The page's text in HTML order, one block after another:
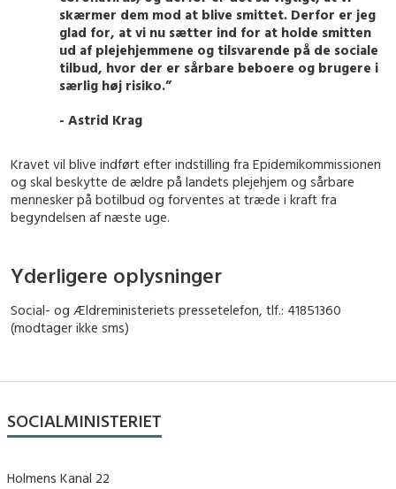
skærmer dem mod at blive smittet. Derfor er jeg
glad for, at vi nu sætter ind for at holde smitten
ud af plejehjemmene og tilsvarende på de sociale
tilbud, hvor der er sårbare beboere og brugere i
særlig høj risiko.”
- Astrid Krag
Kravet vil blive indført efter indstilling fra Epidemikommissionen
og skal beskytte de ældre på landets plejehjem og sårbare
mennesker på botilbud og forventes at træde i kraft fra
begyndelsen af næste uge.
Yderligere oplysninger
Social- og Ældreministeriets pressetelefon, tlf.: 41851360
(modtager ikke sms)
SOCIALMINISTERIET
Holmens Kanal 22